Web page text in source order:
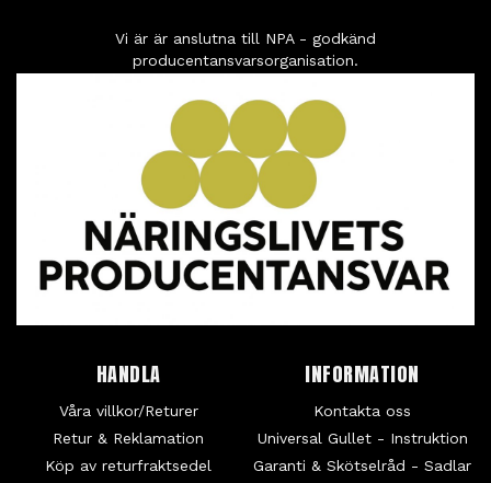
Vi är är anslutna till NPA - godkänd
producentansvarsorganisation.
HANDLA
Våra villkor/Returer
Retur & Reklamation
Köp av returfraktsedel
INFORMATION
Kontakta oss
Universal Gullet - Instruktion
Garanti & Skötselråd - Sadlar